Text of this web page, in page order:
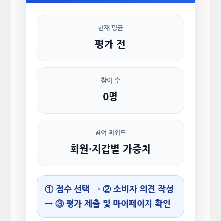
현재 평균
평가 전
참여 수
0명
참여 리워드
회원·지갑별 가중치
① 점수 선택 → ② 소비자 의견 작성
→ ③ 평가 제출 및 마이페이지 확인